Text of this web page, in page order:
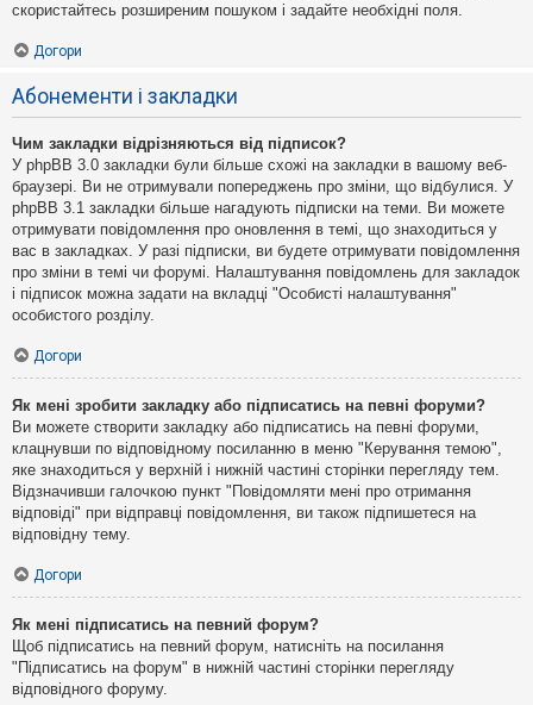
скористайтесь розширеним пошуком і задайте необхідні поля.
Догори
Абонементи і закладки
Чим закладки відрізняються від підписок?
У phpBB 3.0 закладки були більше схожі на закладки в вашому веб-
браузері. Ви не отримували попереджень про зміни, що відбулися. У
phpBB 3.1 закладки більше нагадують підписки на теми. Ви можете
отримувати повідомлення про оновлення в темі, що знаходиться у
вас в закладках. У разі підписки, ви будете отримувати повідомлення
про зміни в темі чи форумі. Налаштування повідомлень для закладок
і підписок можна задати на вкладці "Особисті налаштування"
особистого розділу.
Догори
Як мені зробити закладку або підписатись на певні форуми?
Ви можете створити закладку або підписатись на певні форуми,
клацнувши по відповідному посиланню в меню "Керування темою",
яке знаходиться у верхній і нижній частині сторінки перегляду тем.
Відзначивши галочкою пункт "Повідомляти мені про отримання
відповіді" при відправці повідомлення, ви також підпишетеся на
відповідну тему.
Догори
Як мені підписатись на певний форум?
Щоб підписатись на певний форум, натисніть на посилання
"Підписатись на форум" в нижній частині сторінки перегляду
відповідного форуму.